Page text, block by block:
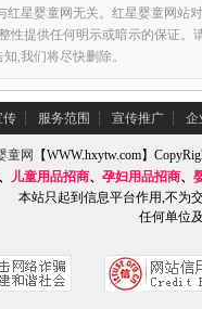
星婴童网无关。红星婴童网站
性提供任何明示或暗示的保证。
,我们将尽快删除。
传 ┆ 服务范围 ┆ 宣传推广 ┆ 企
童网
【WWW.hxytw.com】
、 儿童用品招商、 孕妇用品招商、
本站只起到信息平台作用,不为
任何单位